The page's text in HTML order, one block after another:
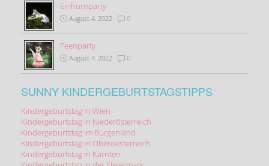
Einhornparty
August 4, 2022 0
Feenparty
August 4, 2022 0
SUNNY KINDERGEBURTSTAGSTIPPS
Kindergeburtstag in Wien
Kindergeburtstag in Niederösterreich
Kindergeburtstag im Burgenland
Kindergeburtstag in Oberoesterreich
Kindergeburtstag in Kärnten